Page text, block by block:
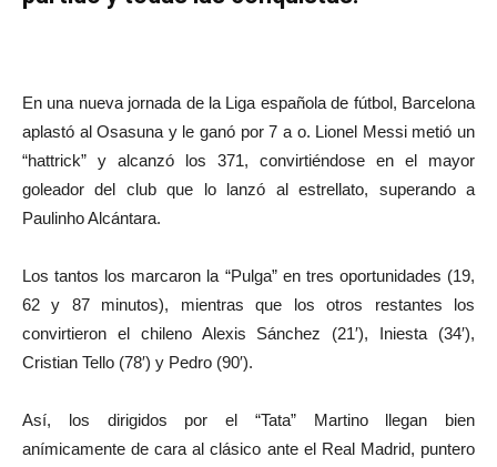
En una nueva jornada de la Liga española de fútbol, Barcelona
aplastó al Osasuna y le ganó por 7 a o. Lionel Messi metió un
“hattrick” y alcanzó los 371, convirtiéndose en el mayor
goleador del club que lo lanzó al estrellato, superando a
Paulinho Alcántara.
Los tantos los marcaron la “Pulga” en tres oportunidades (19,
62 y 87 minutos), mientras que los otros restantes los
convirtieron el chileno Alexis Sánchez (21′), Iniesta (34′),
Cristian Tello (78′) y Pedro (90′).
Así, los dirigidos por el “Tata” Martino llegan bien
anímicamente de cara al clásico ante el Real Madrid, puntero